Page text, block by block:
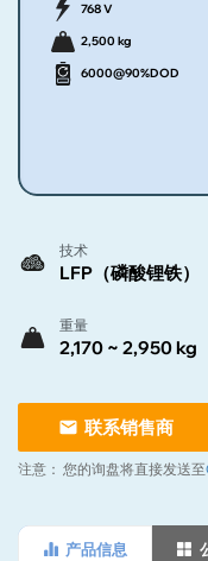
768 V
2,500 kg
6000@90%DOD
技术
LFP（磷酸锂铁）
重量
2,170 ~ 2,950 kg
联系销售商
注意： 您的询盘将直接发送至
产品信息